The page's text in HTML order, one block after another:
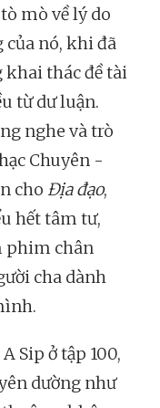
mò về lý do
nó, khi đã
khai thác đề tài
từ dư luận.
nghe và trò
Chuyên -
cho Địa đạo,
hết tâm tư,
phim chân
cha dành
Sip ở tập 100,
dường như